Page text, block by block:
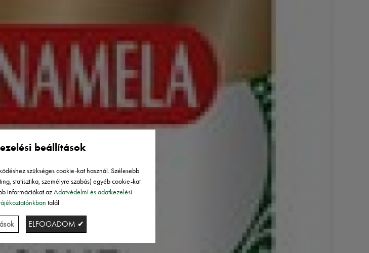
beállítások
szükséges cookie-kat használ. Szélesebb
statisztika, személyre szabás) egyéb cookie-kat
információkat azAdatvédelmi és adatkezelési
talál
ELFOGADOM ✔